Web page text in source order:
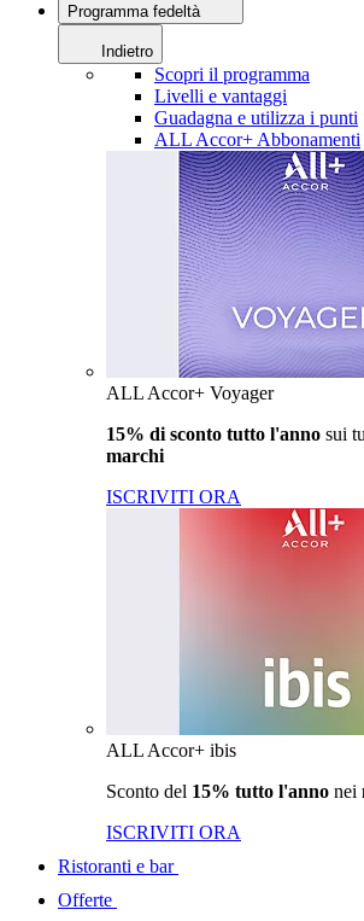
Programma fedeltà
Indietro
Scopri il programma
Livelli e vantaggi
Guadagna e utilizza i punti
ALL Accor+ Abbonamenti
ALL Accor+ Voyager
15% di sconto tutto l'anno sui
marchi
ISCRIVITI ORA
ALL Accor+ ibis
Sconto del 15% tutto l'anno nei
ISCRIVITI ORA
Ristoranti e bar
Offerte